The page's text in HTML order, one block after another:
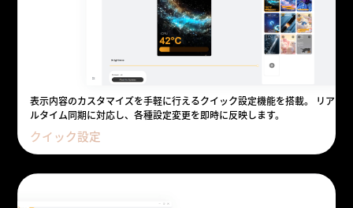
表示内容のカスタマイズを手軽に行えるクイック設定機能を搭載。 リア
ルタイム同期に対応し、各種設定変更を即時に反映します。
クイック設定